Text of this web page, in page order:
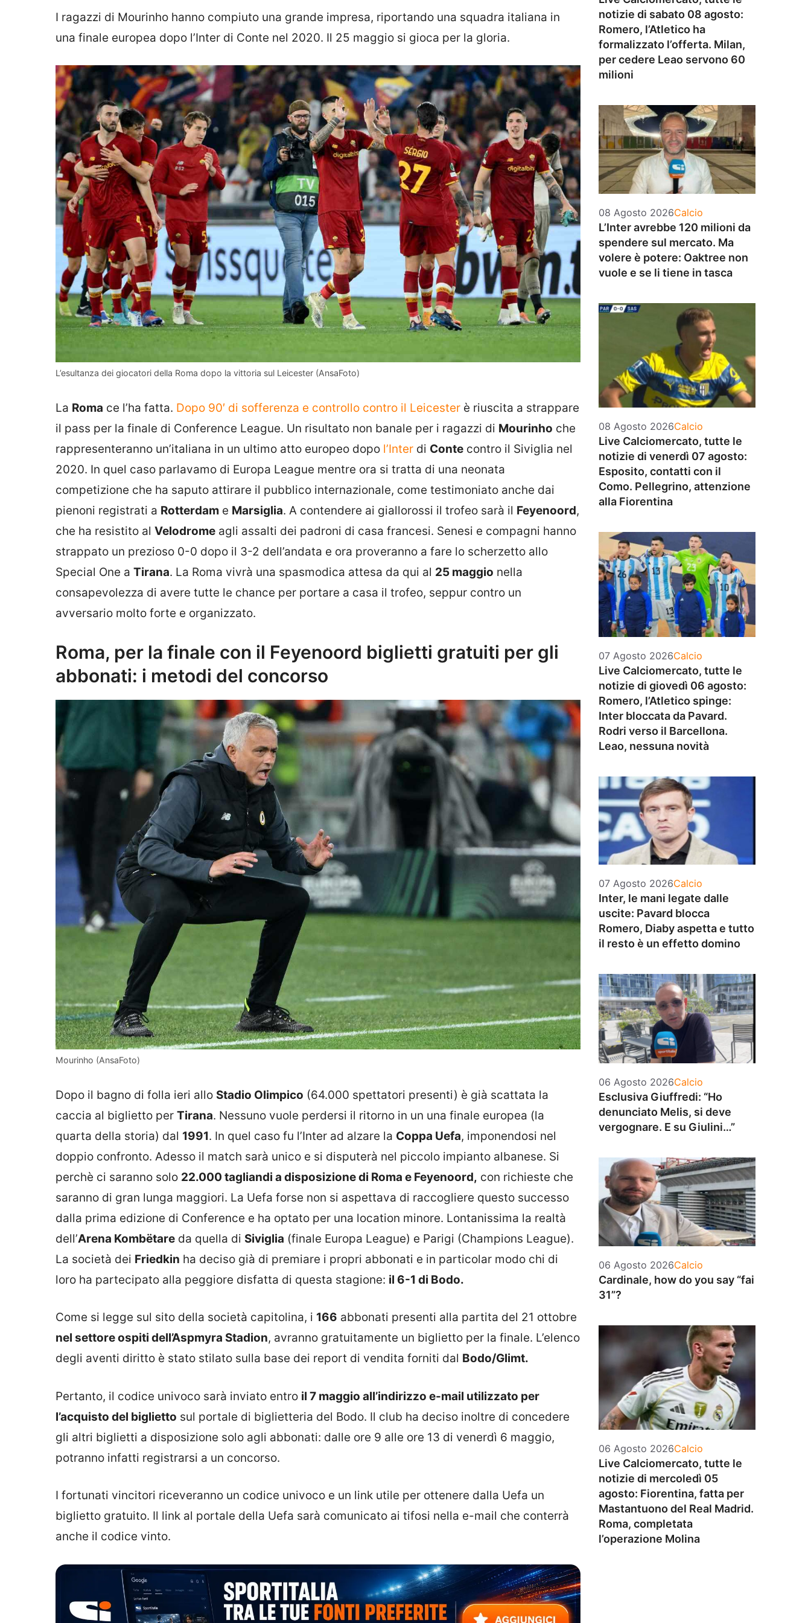
I ragazzi di Mourinho hanno compiuto una grande impresa, riportando una squadra italiana in
una finale europea dopo l’Inter di Conte nel 2020. Il 25 maggio si gioca per la gloria.
L’esultanza dei giocatori della Roma dopo la vittoria sul Leicester (AnsaFoto)
La Roma ce l’ha fatta. Dopo 90′ di sofferenza e controllo contro il Leicester è riuscita a strappare
il pass per la finale di Conference League. Un risultato non banale per i ragazzi di Mourinho che
rappresenteranno un’italiana in un ultimo atto europeo dopo l’Inter di Conte contro il Siviglia nel
2020. In quel caso parlavamo di Europa League mentre ora si tratta di una neonata
competizione che ha saputo attirare il pubblico internazionale, come testimoniato anche dai
pienoni registrati a Rotterdam e Marsiglia. A contendere ai giallorossi il trofeo sarà il Feyenoord,
che ha resistito al Velodrome agli assalti dei padroni di casa francesi. Senesi e compagni hanno
strappato un prezioso 0-0 dopo il 3-2 dell’andata e ora proveranno a fare lo scherzetto allo
Special One a Tirana. La Roma vivrà una spasmodica attesa da qui al 25 maggio nella
consapevolezza di avere tutte le chance per portare a casa il trofeo, seppur contro un
avversario molto forte e organizzato.
Roma, per la finale con il Feyenoord biglietti gratuiti per gli
abbonati: i metodi del concorso
Mourinho (AnsaFoto)
Dopo il bagno di folla ieri allo Stadio Olimpico (64.000 spettatori presenti) è già scattata la
caccia al biglietto per Tirana. Nessuno vuole perdersi il ritorno in un una finale europea (la
quarta della storia) dal 1991. In quel caso fu l’Inter ad alzare la Coppa Uefa, imponendosi nel
doppio confronto. Adesso il match sarà unico e si disputerà nel piccolo impianto albanese. Si
perchè ci saranno solo 22.000 tagliandi a disposizione di Roma e Feyenoord, con richieste che
saranno di gran lunga maggiori. La Uefa forse non si aspettava di raccogliere questo successo
dalla prima edizione di Conference e ha optato per una location minore. Lontanissima la realtà
dell’Arena Kombëtare da quella di Siviglia (finale Europa League) e Parigi (Champions League).
La società dei Friedkin ha deciso già di premiare i propri abbonati e in particolar modo chi di
loro ha partecipato alla peggiore disfatta di questa stagione: il 6-1 di Bodo.
Come si legge sul sito della società capitolina, i 166 abbonati presenti alla partita del 21 ottobre
nel settore ospiti dell’Aspmyra Stadion, avranno gratuitamente un biglietto per la finale. L’elenco
degli aventi diritto è stato stilato sulla base dei report di vendita forniti dal Bodo/Glimt.
Pertanto, il codice univoco sarà inviato entro il 7 maggio all’indirizzo e-mail utilizzato per
l’acquisto del biglietto sul portale di biglietteria del Bodo. Il club ha deciso inoltre di concedere
gli altri biglietti a disposizione solo agli abbonati: dalle ore 9 alle ore 13 di venerdì 6 maggio,
potranno infatti registrarsi a un concorso.
I fortunati vincitori riceveranno un codice univoco e un link utile per ottenere dalla Uefa un
biglietto gratuito. Il link al portale della Uefa sarà comunicato ai tifosi nella e-mail che conterrà
anche il codice vinto.
notizie di sabato 08 agosto:
Romero, l’Atletico ha
formalizzato l’offerta. Milan,
per cedere Leao servono 60
milioni
08 Agosto 2026Categorie
Calcio
L’Inter avrebbe 120 milioni da
spendere sul mercato. Ma
volere è potere: Oaktree non
vuole e se li tiene in tasca
08 Agosto 2026Categorie
Calcio
Live Calciomercato, tutte le
notizie di venerdì 07 agosto:
Esposito, contatti con il
Como. Pellegrino, attenzione
alla Fiorentina
07 Agosto 2026Categorie
Calcio
Live Calciomercato, tutte le
notizie di giovedì 06 agosto:
Romero, l’Atletico spinge:
Inter bloccata da Pavard.
Rodri verso il Barcellona.
Leao, nessuna novità
07 Agosto 2026Categorie
Calcio
Inter, le mani legate dalle
uscite: Pavard blocca
Romero, Diaby aspetta e tutto
il resto è un effetto domino
06 Agosto 2026Categorie
Calcio
Esclusiva Giuffredi: “Ho
denunciato Melis, si deve
vergognare. E su Giulini…”
06 Agosto 2026Categorie
Calcio
Cardinale, how do you say “fai
31”?
06 Agosto 2026Categorie
Calcio
Live Calciomercato, tutte le
notizie di mercoledì 05
agosto: Fiorentina, fatta per
Mastantuono del Real Madrid.
Roma, completata
l’operazione Molina